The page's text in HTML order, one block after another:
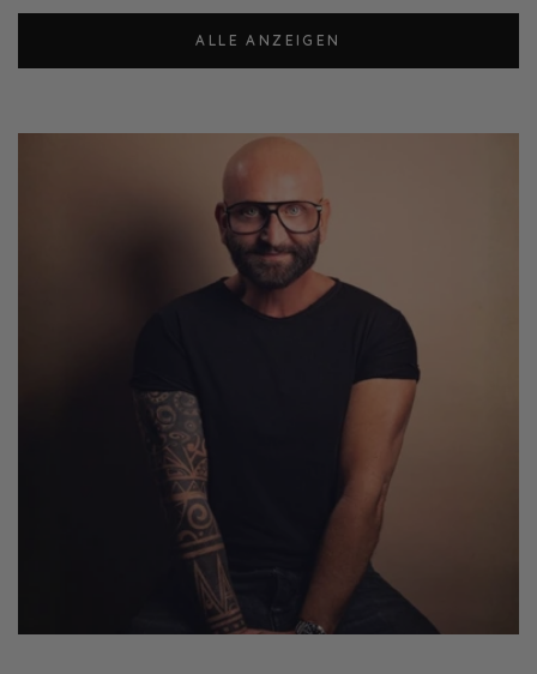
ALLE ANZEIGEN